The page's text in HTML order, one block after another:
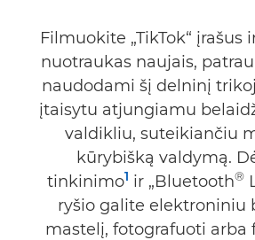
Filmuokite „TikTok“ įrašus
nuotraukas naujais,
naudodami šį delninį
įtaisytu atjungiamu
valdikliu, suteikiančiu
kūrybišką valdymą.
tinkinimo1 ir „Bluetooth®
ryšio galite elektroniniu
mastelį, fotografuoti arba